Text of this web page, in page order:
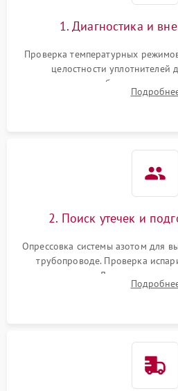
работе
2000
1000
1800 ₽
1. Диагностика и
Проверка температурных
целостности уплотнителей
сопротивления обмоток мотора,
считывание кодов ошибок с
2. Поиск утечек и
Опрессовка системы азотом для
трубопроводе. Проверка
течеискателем. Демонтаж
продувка капиллярной трубки